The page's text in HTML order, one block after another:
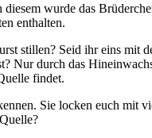
wurde das
enthalten.
stillen? Seid ihr eins mit
Nur durch das
findet.
Sie locken euch mit